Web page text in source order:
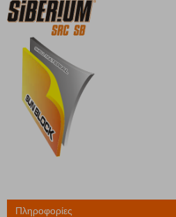
Πληροφορίες